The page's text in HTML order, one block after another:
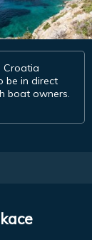
Croatia
be in direct
boat owners.